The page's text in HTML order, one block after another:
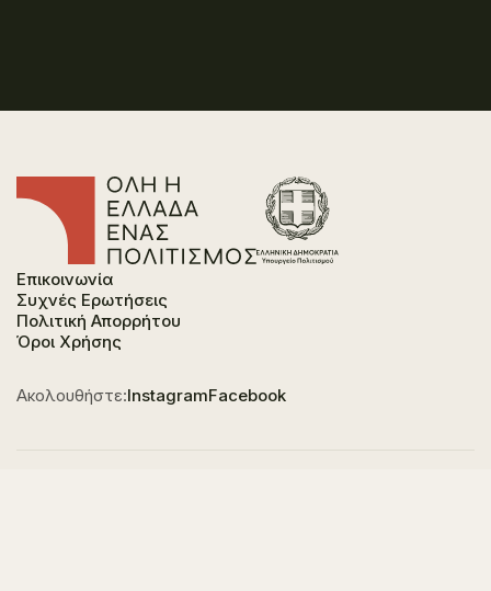
Επικοινωνία
Συχνές Ερωτήσεις
Πολιτική Απορρήτου
Όροι Χρήσης
Ακολουθήστε:InstagramFacebook